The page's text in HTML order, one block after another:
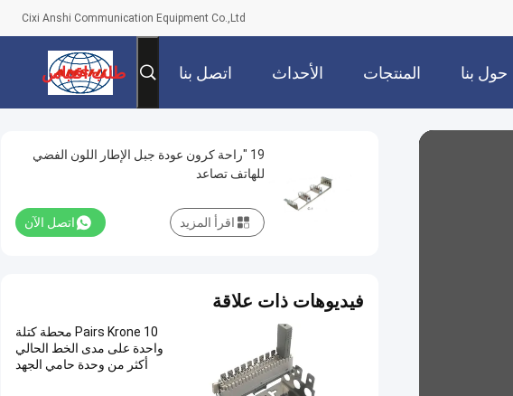
Cixi Anshi Communication Equipment Co.,Ltd
حول بنا المنتجات الأحداث اتصل بنا طلب اقتباس
19 "راحة كرون عودة جبل الإطار اللون الفضي
للهاتف تصاعد
اتصل الآن اقرأ المزيد
فيديوهات ذات علاقة
10 Pairs Krone محطة كتلة
واحدة على مدى الخط الحالي
أكثر من وحدة حامي الجهد